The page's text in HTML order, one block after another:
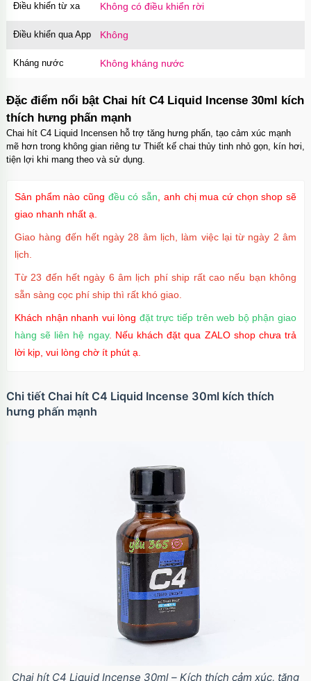
Ốp lưng MagSafe iPhone 17 Air Clear Case
trong suốt
tối giản
MãOP17AIRtrị giá70.000₫
Ốp lưng iPhone 17 Pro Clear Case Magnetic
trong suốt
Ốp lưng MagSafe iPhone 17 Clear Case trong
MãOPC17trị giá70.000₫
Ốp lưng iPhone 17 Pro Max Clear Case
Magnetic trong suốt
MãOPC17MXtrị giá70.000₫
Ốp lưng iPhone 17 Pro Max TPU Space trong
OP17MX trị giá 70.000₫
Ốp lưng iPhone 17 Pro TPU Space trong suốt
tối giản
OP17Pr
70.000₫
Điều khiển từ xa Không có điều khiển rời
Điều khiển qua App Không
Kháng nước Không kháng nước
Đặc điểm nổi bật Chai hít C4 Liquid Incense 30ml kích
thích hưng phấn mạnh
Chai hít C4 Liquid Incensen hỗ trợ tăng hưng phấn, tạo cảm xúc mạnh
mẽ hơn trong không gian riêng tư Thiết kế chai thủy tinh nhỏ gọn, kín hơi,
tiện lợi khi mang theo và sử dụng.
Sản phẩm nào cũng đều có sẵn , anh chị mua cứ chọn shop sẽ
giao nhanh nhất ạ.
Giao hàng đến hết ngày 28 âm lịch, làm việc lại từ ngày 2 âm
lịch.
Từ 23 đến hết ngày 6 âm lịch phí ship rất cao nếu bạn không
sẵn sàng cọc phí ship thì rất khó giao.
Khách nhận nhanh vui lòng đặt trực tiếp trên web bộ phận giao
hàng sẽ liên hệ ngay. Nếu khách đặt qua ZALO shop chưa trả
lời kịp, vui lòng chờ ít phút ạ.
Chi tiết Chai hít C4 Liquid Incense 30ml kích thích
hưng phấn mạnh
Chai hít C4 Liquid Incense 30ml – Kích thích cảm xúc, tăng